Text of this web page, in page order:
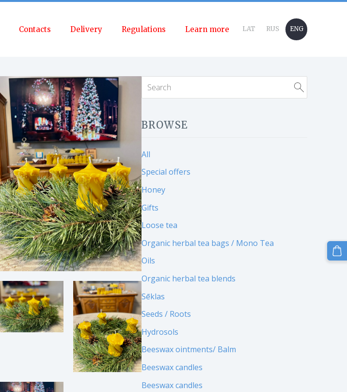
Contacts Delivery Regulations Learn more LAT RUS ENG
BROWSE
All
Special offers
Honey
Gifts
Loose tea
Organic herbal tea bags / Mono Tea
Oils
Organic herbal tea blends
Sēklas
Seeds / Roots
Hydrosols
Beeswax ointments/ Balm
Beeswax candles
Beeswax candles